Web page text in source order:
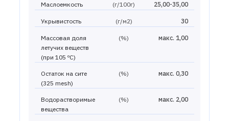
Маслоемкость (г/100г) 25,00-35,00
Укрывистость (г/м2) 30
Массовая доля
летучих веществ
(при 105 ºС)
(%) макс. 1,00
Остаток на сите
(325 mesh)
(%) макс. 0,30
Водорастворимые
вещества
(%) макс. 2,00